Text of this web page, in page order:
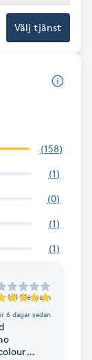
Välj tjänst
(158)
(1)
(0)
(1)
(1)
till Meryam
6 dagar sedan